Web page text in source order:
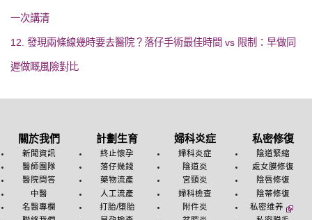
一次講清
12. 發現兩條線幾時要去醫院？落仔手術最佳時間 vs 限制：早做同
遲做嘅風險對比
關於我們
新聞資訊
醫師團隊
醫院問答
中醫
名醫專欄
計劃生育
終止懷孕
落仔幾錢
藥物流產
人工流產
打胎/堕胎
婦科炎症
婦科炎症
陰道炎
宮頸炎
婦科檢查
附件炎
私密修復
陰道緊縮
處女膜修復
陰唇修復
陰蒂修復
私密维养